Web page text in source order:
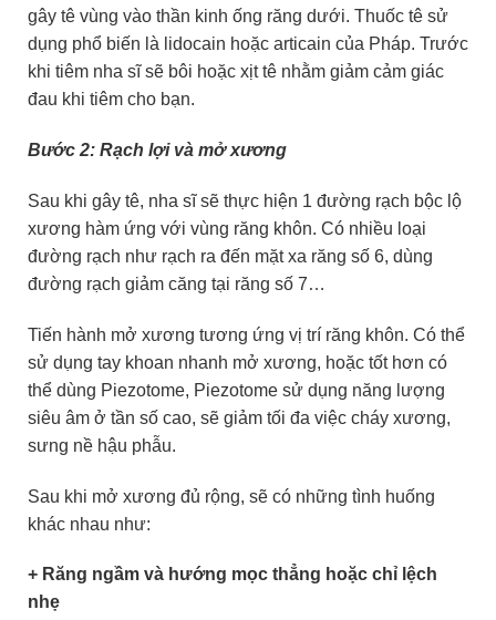
gây tê vùng vào thần kinh ống răng dưới. Thuốc tê sử
dụng phổ biến là lidocain hoặc articain của Pháp. Trước
khi tiêm nha sĩ sẽ bôi hoặc xịt tê nhằm giảm cảm giác
đau khi tiêm cho bạn.
Bước 2: Rạch lợi và mở xương
Sau khi gây tê, nha sĩ sẽ thực hiện 1 đường rạch bộc lộ
xương hàm ứng với vùng răng khôn. Có nhiều loại
đường rạch như rạch ra đến mặt xa răng số 6, dùng
đường rạch giảm căng tại răng số 7…
Tiến hành mở xương tương ứng vị trí răng khôn. Có thể
sử dụng tay khoan nhanh mở xương, hoặc tốt hơn có
thể dùng Piezotome, Piezotome sử dụng năng lượng
siêu âm ở tần số cao, sẽ giảm tối đa việc cháy xương,
sưng nề hậu phẫu.
Sau khi mở xương đủ rộng, sẽ có những tình huống
khác nhau như:
+ Răng ngầm và hướng mọc thẳng hoặc chỉ lệch
nhẹ